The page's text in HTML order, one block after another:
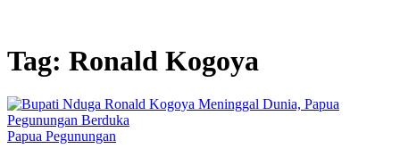
Tag: Ronald Kogoya
Papua Pegunungan